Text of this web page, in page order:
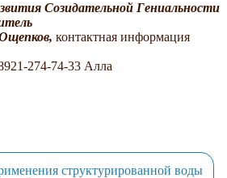
Созидательной Гениальности
контактная информация
274-74-33 Алла
cтруктурированной воды